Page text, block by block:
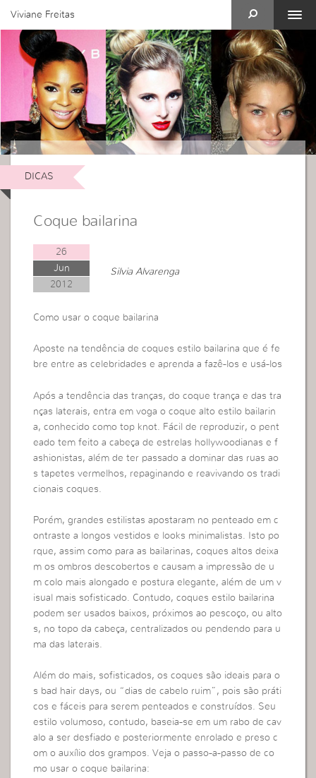
Viviane Freitas
DICAS
Coque bailarina
26
Jun
2012
Silvia Alvarenga
Como usar o coque bailarina
Aposte na tendência de coques estilo bailarina que é fe
bre entre as celebridades e aprenda a fazê-los e usá-los
Após a tendência das tranças, do coque trança e das tra
nças laterais, entra em voga o coque alto estilo bailarin
a, conhecido como top knot. Fácil de reproduzir, o pent
eado tem feito a cabeça de estrelas hollywoodianas e f
ashionistas, além de ter passado a dominar das ruas ao
s tapetes vermelhos, repaginando e reavivando os tradi
cionais coques.
Porém, grandes estilistas apostaram no penteado em c
ontraste a longos vestidos e looks minimalistas. Isto po
rque, assim como para as bailarinas, coques altos deixa
m os ombros descobertos e causam a impressão de u
m colo mais alongado e postura elegante, além de um v
isual mais sofisticado. Contudo, coques estilo bailarina
podem ser usados baixos, próximos ao pescoço, ou alto
s, no topo da cabeça, centralizados ou pendendo para u
ma das laterais.
Além do mais, sofisticados, os coques são ideais para o
s bad hair days, ou “dias de cabelo ruim”, pois são práti
cos e fáceis para serem penteados e construídos. Seu
estilo volumoso, contudo, baseia-se em um rabo de cav
alo a ser desfiado e posteriormente enrolado e preso c
om o auxílio dos grampos. Veja o passo-a-passo de co
mo usar o coque bailarina: